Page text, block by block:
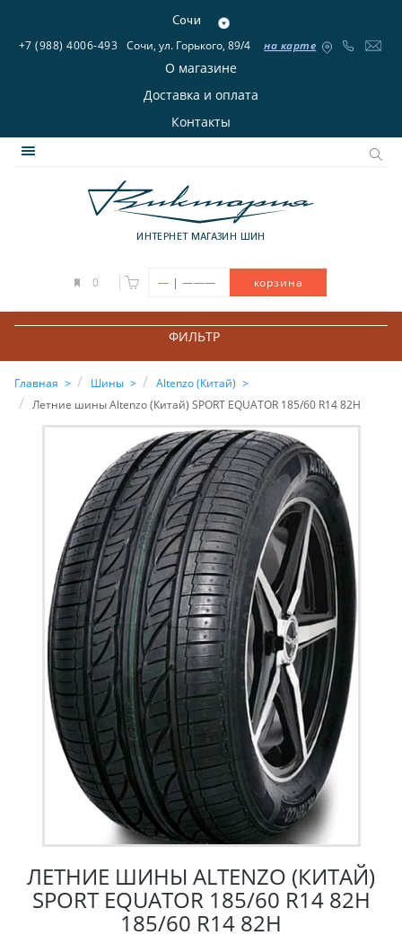
Сочи
+7 (988) 4006-493 Сочи, ул. Горького, 89/4 на карте
О магазине
Доставка и оплата
Контакты
ИНТЕРНЕТ МАГАЗИН ШИН
0 — | ——— корзина
ФИЛЬТР
Главная Шины
Altenzo (Китай)
Летние шины Altenzo (Китай) SPORT EQUATOR 185/60 R14 82H
ЛЕТНИЕ ШИНЫ ALTENZO (КИТАЙ)
SPORT EQUATOR 185/60 R14 82H
185/60 R14 82H